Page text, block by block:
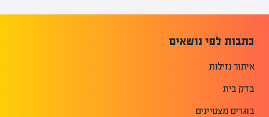
כתבות לפי נושאים
איתור נזילות
בדק בית
בוגרים מצטיינים